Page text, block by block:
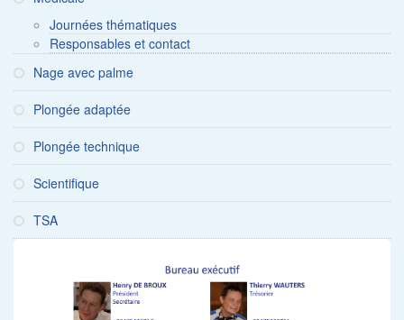
Journées thématiques
Responsables et contact
Nage avec palme
Plongée adaptée
Plongée technique
Scientifique
TSA